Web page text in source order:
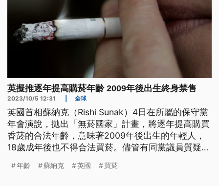
英擬推逐年提高購菸年齡 2009年後出生終身禁售
2023/10/5 12:31 全球
英國首相蘇納克（Rishi Sunak）4日在所屬的保守黨
年會演說，拋出「無菸國家」計畫，將逐年提高購買
香菸的合法年齡，意味著2009年後出生的年輕人，
18歲成年後也不得合法買菸。儘管有同黨議員質疑這
年齡 蘇納克 英國 買菸